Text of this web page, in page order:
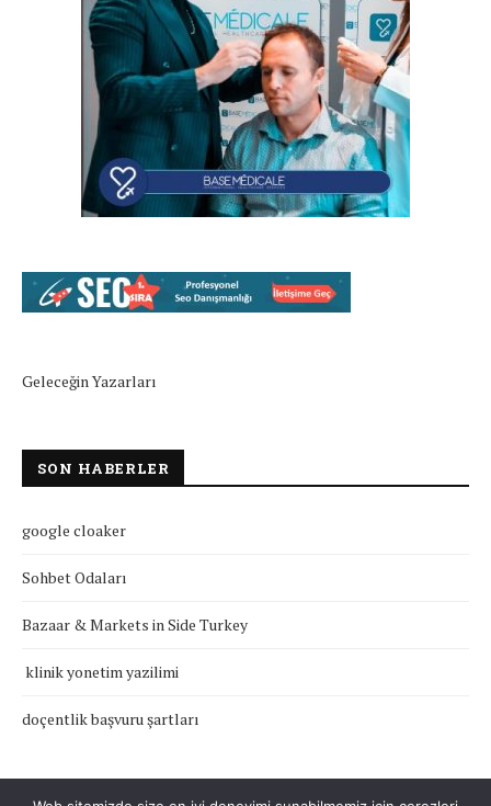
Geleceğin Yazarları
SON HABERLER
google cloaker
Sohbet Odaları
Bazaar & Markets in Side Turkey
klinik yonetim yazilimi
doçentlik başvuru şartları